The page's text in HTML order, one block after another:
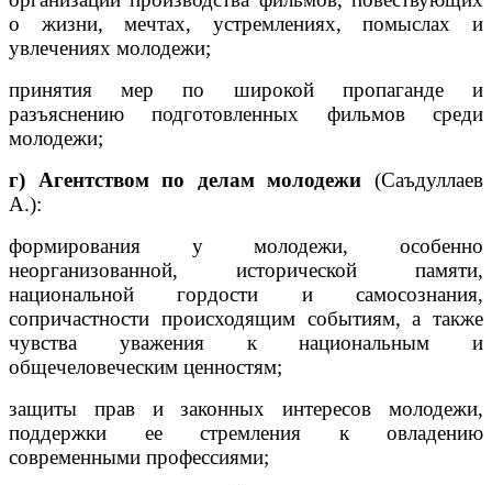
о жизни, мечтах, устремлениях, помыслах и
увлечениях молодежи;
принятия мер по широкой пропаганде и
разъяснению подготовленных фильмов среди
молодежи;
г) Агентством по делам молодежи (Саъдуллаев
А.):
формирования у молодежи, особенно
неорганизованной, исторической памяти,
национальной гордости и самосознания,
сопричастности происходящим событиям, а также
чувства уважения к национальным и
общечеловеческим ценностям;
защиты прав и законных интересов молодежи,
поддержки ее стремления к овладению
современными профессиями;